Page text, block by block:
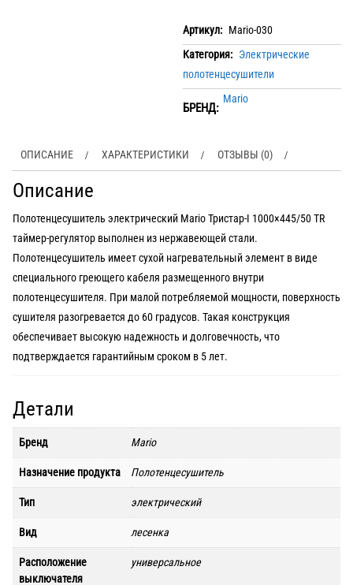
Артикул: Mario-030
Категория: Электрические
полотенцесушители
БРЕНД:
Mario
ОПИСАНИЕ ХАРАКТЕРИСТИКИ ОТЗЫВЫ (0)
Описание
Полотенцесушитель электрический Mario Тристар-I 1000×445/50 TR
таймер-регулятор выполнен из нержавеющей стали.
Полотенцесушитель имеет суxой нагревательный элемент в виде
специального греющего кабеля размещенного внутри
полотенцесушителя. При малой потребляемой мощности, поверxность
сушителя разогревается до 60 градусов. Такая конструкция
обеспечивает высокую надежность и долговечность, что
подтверждается гарантийным сроком в 5 лет.
Детали
Бренд Mario
Назначение продукта Полотенцесушитель
Тип электрический
Вид лесенка
Расположение
выключателя
универсальное